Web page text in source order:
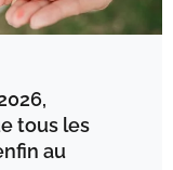
tous les
au